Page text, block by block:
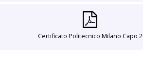
Certificato Politecnico Milano Capo 2